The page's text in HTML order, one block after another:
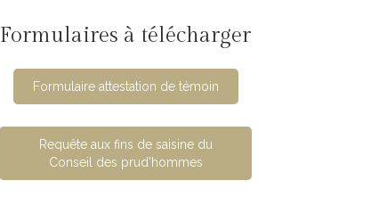
Formulaires à télécharger
Formulaire attestation de témoin
Requête aux fins de saisine du
Conseil des prud'hommes